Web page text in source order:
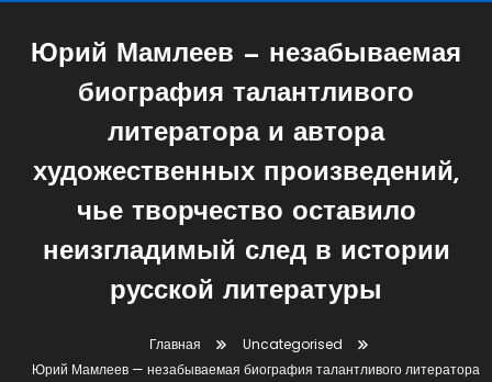
Юрий Мамлеев — незабываемая
биография талантливого
литератора и автора
художественных произведений,
чье творчество оставило
неизгладимый след в истории
русской литературы
Главная
Uncategorised
Юрий Мамлеев — незабываемая биография талантливого литератора